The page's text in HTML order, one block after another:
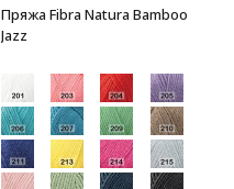
Пряжа Fibra Natura Bamboo
Jazz